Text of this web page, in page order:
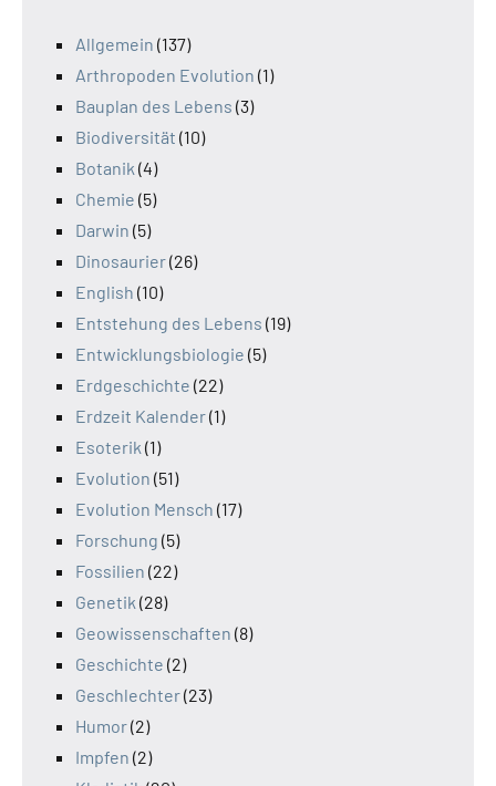
Allgemein (137)
Arthropoden Evolution (1)
Bauplan des Lebens (3)
Biodiversität (10)
Botanik (4)
Chemie (5)
Darwin (5)
Dinosaurier(26)
English (10)
Entstehung des Lebens (19)
Entwicklungsbiologie (5)
Erdgeschichte (22)
Erdzeit Kalender(1)
Esoterik (1)
Evolution (51)
Evolution Mensch (17)
Forschung (5)
Fossilien (22)
Genetik (28)
Geowissenschaften (8)
Geschichte (2)
Geschlechter(23)
Humor(2)
Impfen (2)